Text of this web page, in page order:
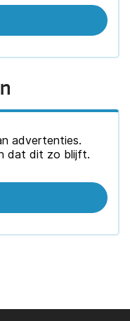
advertenties.
dat dit zo blijft.